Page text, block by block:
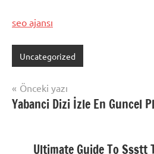
seo ajansı
Uncategorized
Yazı
gezinmesi
Önceki yazı
Yabanci Dizi İzle En Guncel
Ultimate Guide To